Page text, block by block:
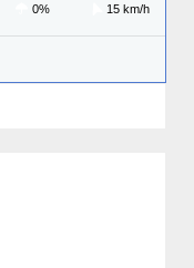
0% 15 km/h